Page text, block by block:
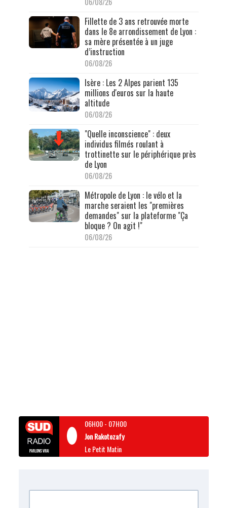
Fillette de 3 ans retrouvée morte
dans le 8e arrondissement de Lyon :
sa mère présentée à un juge
d’instruction
06/08/26
Isère : Les 2 Alpes parient 135
millions d'euros sur la haute
altitude
06/08/26
"Quelle inconscience" : deux
individus filmés roulant à
trottinette sur le périphérique près
de Lyon
06/08/26
Métropole de Lyon : le vélo et la
marche seraient les "premières
demandes" sur la plateforme "Ça
bloque ? On agit !"
06/08/26
06H00- 07H00
Jon Rakotozafy
Le Petit Matin